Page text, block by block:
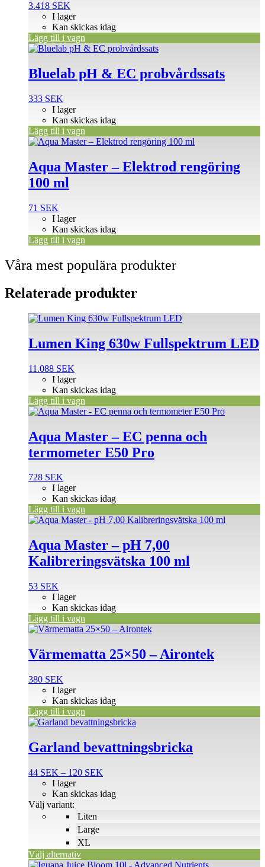
3.418 SEK
I lager
Kan skickas idag
Lägg till i vagn
Bluelab pH & EC probvårdssats
333 SEK
I lager
Kan skickas idag
Lägg till i vagn
Aqua Master – Elektrod rengöring
100 ml
71 SEK
I lager
Kan skickas idag
Lägg till i vagn
Våra mest populära produkter
Relaterade produkter
Lumen King 630w Fullspektrum LED
11.088 SEK
I lager
Kan skickas idag
Lägg till i vagn
Aqua Master – EC penna och
termometer E50 Pro
728 SEK
I lager
Kan skickas idag
Lägg till i vagn
Aqua Master – pH 7,00
Kalibreringsvätska 100 ml
53 SEK
I lager
Kan skickas idag
Lägg till i vagn
Värmematta 25×50 – Airontek
380 SEK
I lager
Kan skickas idag
Lägg till i vagn
Garland bevattningsbricka
44 SEK – 120 SEK
till
Liten
Large
XL
I lager
Kan skickas idag
Välj variant:
Välj alternativ
Den
produkten
har
varianter.
olika
alternativen
produktsidan